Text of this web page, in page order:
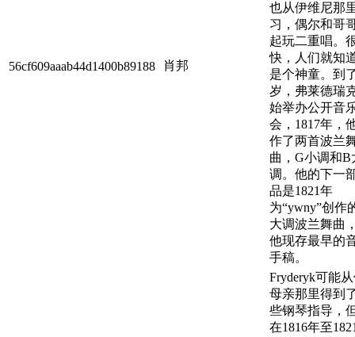
56cf609aaab44d1400b89188 肖邦
也从伊维尼那
习，偶尔和哥
起玩二重唱。
快，人们就知
是个神童。到
岁，弗莱德瑞
始举办公开音
会，1817年，
作了两首波兰
曲，G小调和B
调。他的下一
品是1821年
为“ywny”创作
大调波兰舞曲
他现存最早的
手稿。
Fryderyk可能
母亲那里得到
些钢琴指导，
在1816年至